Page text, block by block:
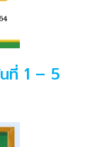
ที่ 1 – 5